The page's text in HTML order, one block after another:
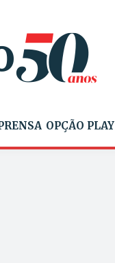
OPÇÃO PLAY